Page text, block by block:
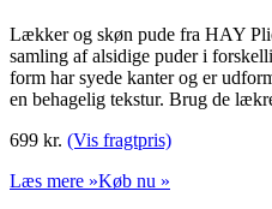
Lækker og skøn pude fra HAY
samling af alsidige puder i
form har syede kanter og er
en behagelig tekstur. Brug de
699 kr. (Vis fragtpris)
Læs mere »Køb nu »